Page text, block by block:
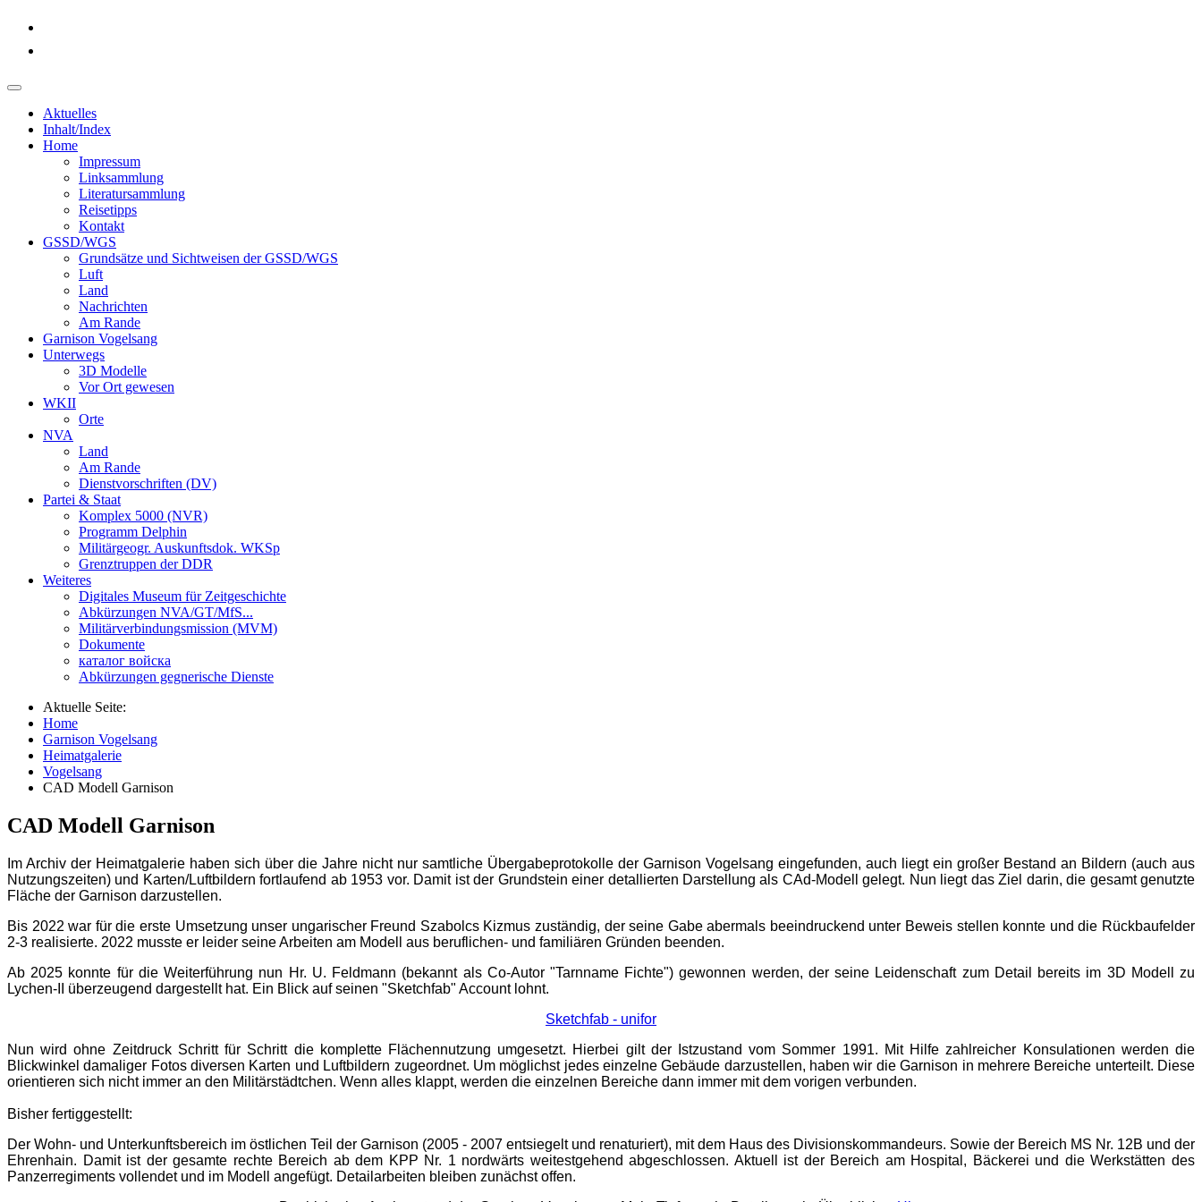
Aktuelles
Inhalt/Index
Home
Impressum
Linksammlung
Literatursammlung
Reisetipps
Kontakt
GSSD/WGS
Grundsätze und Sichtweisen der GSSD/WGS
Luft
Land
Nachrichten
Am Rande
Garnison Vogelsang
Unterwegs
3D Modelle
Vor Ort gewesen
WKII
Orte
NVA
Land
Am Rande
Dienstvorschriften (DV)
Partei & Staat
Komplex 5000 (NVR)
Programm Delphin
Militärgeogr. Auskunftsdok. WKSp
Grenztruppen der DDR
Weiteres
Digitales Museum für Zeitgeschichte
Abkürzungen NVA/GT/MfS...
Militärverbindungsmission (MVM)
Dokumente
каталог войска
Abkürzungen gegnerische Dienste
Aktuelle Seite:
Home
Garnison Vogelsang
Heimatgalerie
Vogelsang
CAD Modell Garnison
CAD Modell Garnison
Im Archiv der Heimatgalerie haben sich über die Jahre nicht nur samtliche Übergabeprotokolle der Garnison Vogelsang eingefunden, auch liegt ein großer Bestand an Bildern (auch aus
Nutzungszeiten) und Karten/Luftbildern fortlaufend ab 1953 vor. Damit ist der Grundstein einer detallierten Darstellung als CAd-Modell gelegt. Nun liegt das Ziel darin, die gesamt genutzte
Fläche der Garnison darzustellen.
Bis 2022 war für die erste Umsetzung unser ungarischer Freund Szabolcs Kizmus zuständig, der seine Gabe abermals beeindruckend unter Beweis stellen konnte und die Rückbaufelder
2-3 realisierte. 2022 musste er leider seine Arbeiten am Modell aus beruflichen- und familiären Gründen beenden.
Ab 2025 konnte für die Weiterführung nun Hr. U. Feldmann (bekannt als Co-Autor "Tarnname Fichte") gewonnen werden, der seine Leidenschaft zum Detail bereits im 3D Modell zu
Lychen-II überzeugend dargestellt hat. Ein Blick auf seinen "Sketchfab" Account lohnt.
Sketchfab - unifor
Nun wird ohne Zeitdruck Schritt für Schritt die komplette Flächennutzung umgesetzt. Hierbei gilt der Istzustand vom Sommer 1991. Mit Hilfe zahlreicher Konsulationen werden die
Blickwinkel damaliger Fotos diversen Karten und Luftbildern zugeordnet. Um möglichst jedes einzelne Gebäude darzustellen, haben wir die Garnison in mehrere Bereiche unterteilt. Diese
orientieren sich nicht immer an den Militärstädtchen. Wenn alles klappt, werden die einzelnen Bereiche dann immer mit dem vorigen verbunden.
Bisher fertiggestellt:
Der Wohn- und Unterkunftsbereich im östlichen Teil der Garnison (2005 - 2007 entsiegelt und renaturiert), mit dem Haus des Divisionskommandeurs. Sowie der Bereich MS Nr. 12B und der
Ehrenhain. Damit ist der gesamte rechte Bereich ab dem KPP Nr. 1 nordwärts weitestgehend abgeschlossen. Aktuell ist der Bereich am Hospital, Bäckerei und die Werkstätten des
Panzerregiments vollendet und im Modell angefügt. Detailarbeiten bleiben zunächst offen.